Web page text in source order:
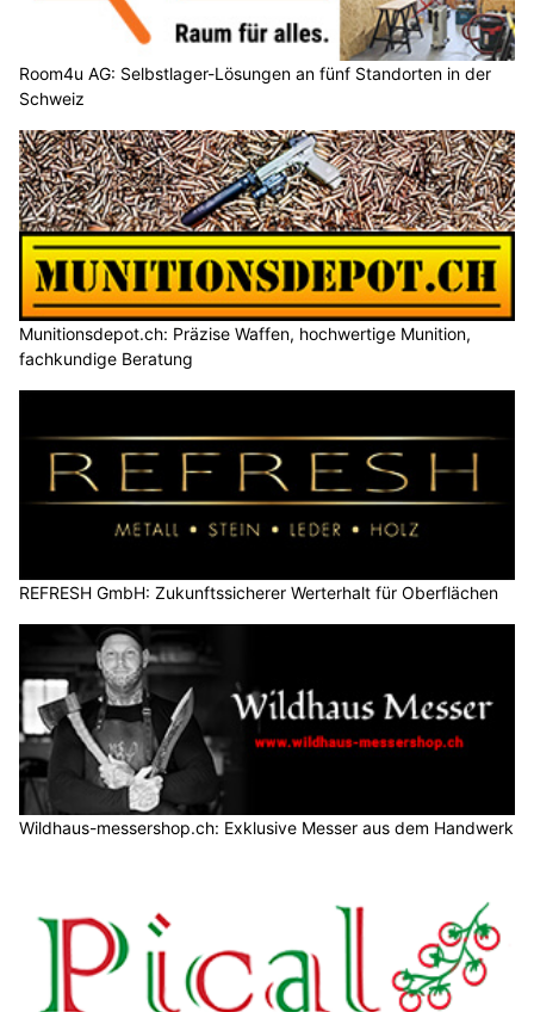
Room4u AG: Selbstlager-Lösungen an fünf Standorten in der
Schweiz
Munitionsdepot.ch: Präzise Waffen, hochwertige Munition,
fachkundige Beratung
REFRESH GmbH: Zukunftssicherer Werterhalt für Oberflächen
Wildhaus-messershop.ch: Exklusive Messer aus dem Handwerk